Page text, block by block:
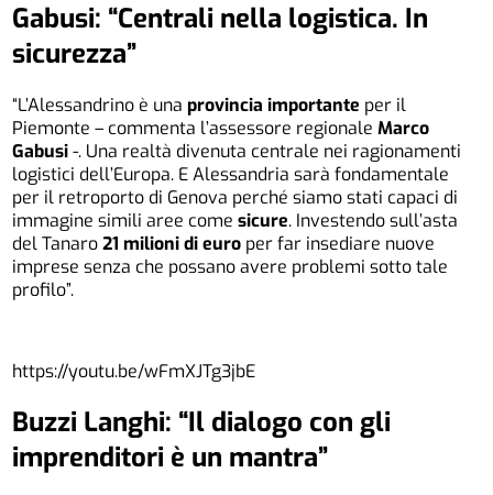
Gabusi: “Centrali nella logistica. In
sicurezza”
“L’Alessandrino è unaprovincia importante per il
Piemonte – commenta l’assessore regionaleMarco
Gabusi-. Una realtà divenuta centrale nei ragionamenti
logistici dell’Europa. E Alessandria sarà fondamentale
per il retroporto di Genova perché siamo stati capaci di
immagine simili aree comesicure. Investendo sull’asta
del Tanaro21 milioni di euro per far insediare nuove
imprese senza che possano avere problemi sotto tale
profilo”.
https://youtu.be/wFmXJTg3jbE
Buzzi Langhi: “Il dialogo con gli
imprenditori è un mantra”